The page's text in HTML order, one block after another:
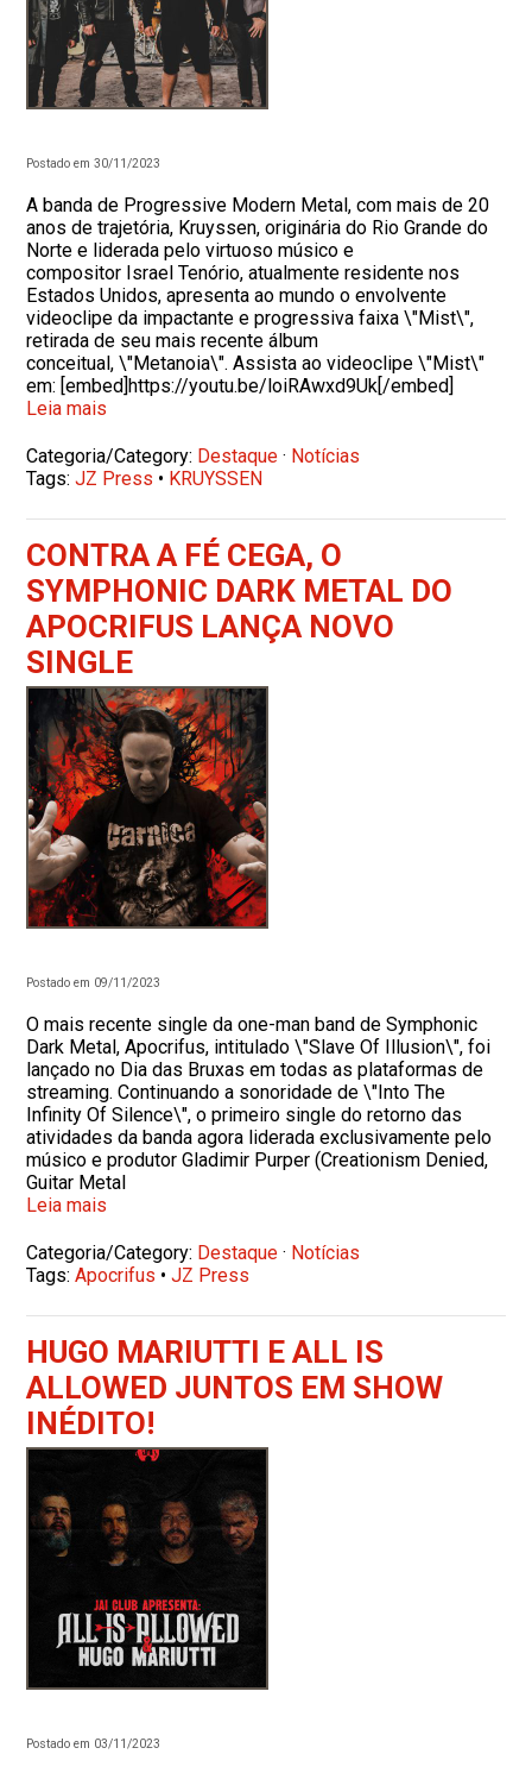
Postado em 30/11/2023
A banda de Progressive Modern Metal, com mais de 20
anos de trajetória, Kruyssen, originária do Rio Grande do
Norte e liderada pelo virtuoso músico e
compositor Israel Tenório, atualmente residente nos
Estados Unidos, apresenta ao mundo o envolvente
videoclipe da impactante e progressiva faixa \"Mist\",
retirada de seu mais recente álbum
conceitual, \"Metanoia\". Assista ao videoclipe \"Mist\"
em: [embed]https://youtu.be/loiRAwxd9Uk[/embed]
Leia mais
Categoria/Category: Destaque · Notícias
Tags:JZ Press • KRUYSSEN
CONTRA A FÉ CEGA, O
SYMPHONIC DARK METAL DO
APOCRIFUS LANÇA NOVO
SINGLE
Postado em 09/11/2023
O mais recente single da one-man band de Symphonic
Dark Metal, Apocrifus, intitulado \"Slave Of Illusion\", foi
lançado no Dia das Bruxas em todas as plataformas de
streaming. Continuando a sonoridade de \"Into The
Infinity Of Silence\", o primeiro single do retorno das
atividades da banda agora liderada exclusivamente pelo
músico e produtor Gladimir Purper (Creationism Denied,
Guitar Metal
Leia mais
Categoria/Category: Destaque · Notícias
Tags:Apocrifus •JZ Press
HUGO MARIUTTI E ALL IS
ALLOWED JUNTOS EM SHOW
INÉDITO!
Postado em 03/11/2023